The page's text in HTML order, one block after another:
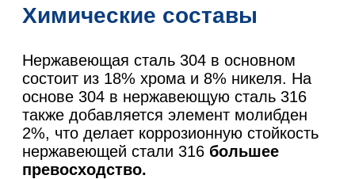
Химические составы
Нержавеющая сталь 304 в основном
состоит из 18% хрома и 8% никеля. На
основе 304 в нержавеющую сталь 316
также добавляется элемент молибден
2%, что делает коррозионную стойкость
нержавеющей стали 316 большее
превосходство.